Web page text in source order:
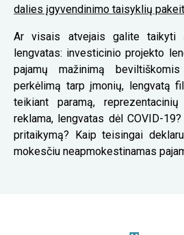
dalies įgyvendinimo taisyklių
Ar visais atvejais galite taikyti
lengvatas: investicinio projekto
pajamų mažinimą
perkėlimą tarp įmonių, lengvatą
teikiant paramą,
reklama, lengvatas dėl COVID-
pritaikymą? Kaip teisingai
mokesčiu neapmokestinamas